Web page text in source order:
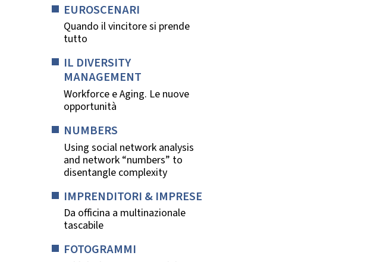
EUROSCENARI
Quando il vincitore si prende
tutto
IL DIVERSITY
MANAGEMENT
Workforce e Aging. Le nuove
opportunità
NUMBERS
Using social network analysis
and network “numbers” to
disentangle complexity
IMPRENDITORI & IMPRESE
Da officina a multinazionale
tascabile
FOTOGRAMMI